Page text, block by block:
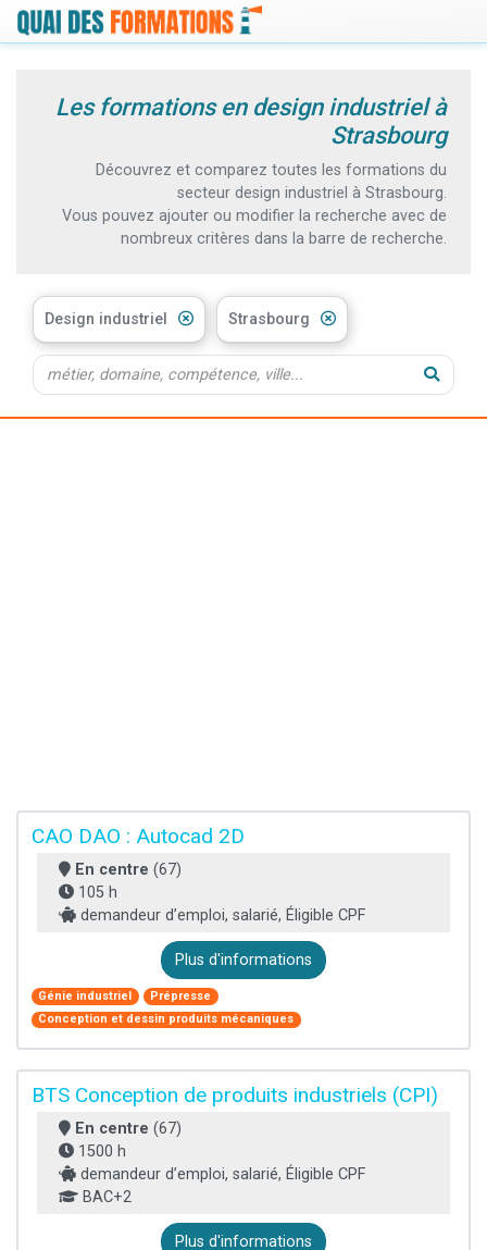
Les formations en design industriel à
Strasbourg
Découvrez et comparez toutes les formations du
secteur design industriel à Strasbourg.
Vous pouvez ajouter ou modifier la recherche avec de
nombreux critères dans la barre de recherche.
Design industriel Strasbourg
CAO DAO : Autocad 2D
En centre (67)
105 h
demandeur d’emploi, salarié, Éligible CPF
Plus d'informations
Génie industriel
Prépresse
Conception et dessin produits mécaniques
BTS Conception de produits industriels (CPI)
En centre (67)
1500 h
demandeur d’emploi, salarié, Éligible CPF
BAC+2
Plus d'informations